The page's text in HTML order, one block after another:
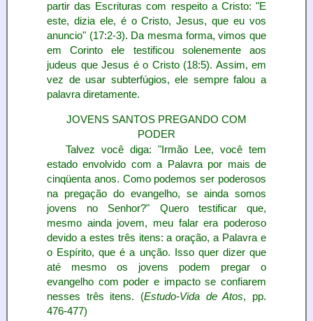
partir das Escrituras com respeito a Cristo: "E
este, dizia ele, é o Cristo, Jesus, que eu vos
anuncio" (17:2-3). Da mesma forma, vimos que
em Corinto ele testificou solenemente aos
judeus que Jesus é o Cristo (18:5). Assim, em
vez de usar subterfúgios, ele sempre falou a
palavra diretamente.
JOVENS SANTOS PREGANDO COM
PODER
Talvez você diga: "Irmão Lee, você tem
estado envolvido com a Palavra por mais de
cinqüenta anos. Como podemos ser poderosos
na pregação do evangelho, se ainda somos
jovens no Senhor?" Quero testificar que,
mesmo ainda jovem, meu falar era poderoso
devido a estes três itens: a oração, a Palavra e
o Espírito, que é a unção. Isso quer dizer que
até mesmo os jovens podem pregar o
evangelho com poder e impacto se confiarem
nesses três itens. (Estudo-Vida de Atos, pp.
476-477)